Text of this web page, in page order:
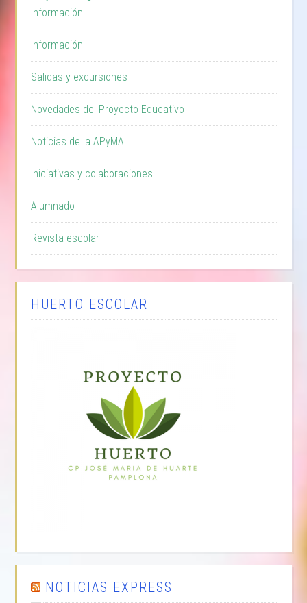
Información
Información
Salidas y excursiones
Novedades del Proyecto Educativo
Noticias de la APyMA
Iniciativas y colaboraciones
Alumnado
Revista escolar
HUERTO ESCOLAR
NOTICIAS EXPRESS